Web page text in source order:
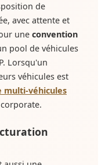
de
avec attente et
une convention
pool de véhicules
Lorsqu'un
véhicules est
multi-véhicules